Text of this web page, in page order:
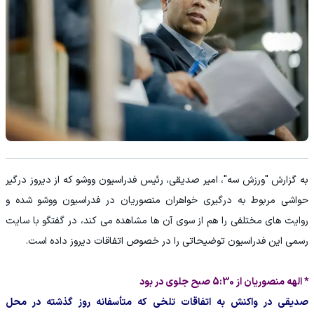
به گزارش "ورزش سه"، امیر صدیقی، رئیس فدراسیون ووشو که از دیروز درگیر
حواشی مربوط به درگیری خواهران منصوریان در فدراسیون ووشو شده و
روایت های مختلفی را هم از سوی آن ها مشاهده می کند، در گفتگو با سایت
رسمی این فدراسیون توضیحاتی را در خصوص اتفاقات دیروز داده است.
* الهه منصوریان از 5:30 صبح جلوی در بود
صدیقی در واکنش به اتفاقات تلخی که متأسفانه روز گذشته در محل